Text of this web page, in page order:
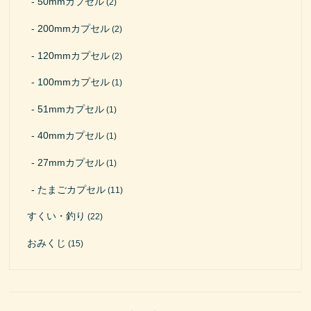
(2)
200mmカプセル (2)
120mmカプセル (2)
100mmカプセル (1)
51mmカプセル (1)
40mmカプセル (1)
27mmカプセル (1)
たまごカプセル (11)
すくい・釣り (22)
おみくじ (15)